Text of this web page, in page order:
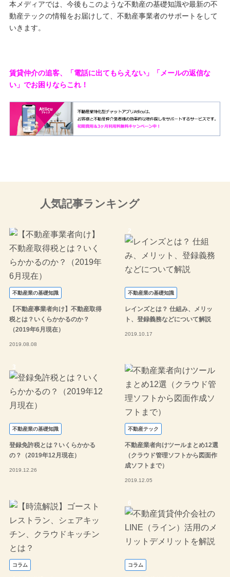
本メディアでは、今後もこのような不動産の基礎知識や最新の不
動産テックの情報をお届けして、不動産事業者のサポートをして
いきます。
賃貸仲介の追客、「電話に出てもらえない」「メールの返信な
い」でお困りならこれ！
⼈気記事ランキング
不動産業の基礎知識
【不動産事業者向け】不動産取得
税とは？いくらかかるのか？
（2019年6月現在）
2019.08.08
不動産業の基礎知識
レインズとは？ 仕組み、メリッ
ト、登録義務などについて解説
2019.10.17
不動産業の基礎知識
登録免許税とは？いくらかかる
の？（2019年12月現在）
2019.12.26
不動産テック
不動産業者向けツールまとめ12選
（クラウド管理ソフトから図面作
成ソフトまで）
2019.12.05
コラム コラム